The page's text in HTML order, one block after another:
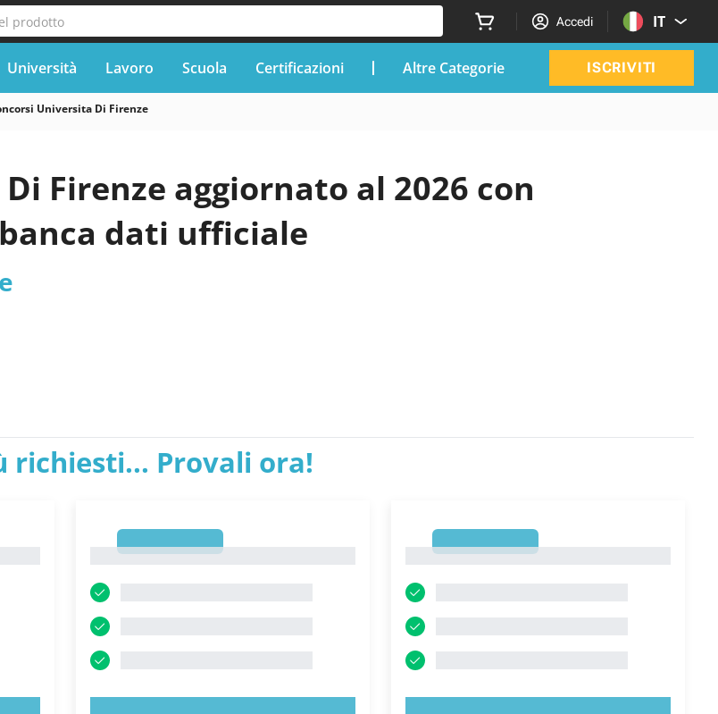
prodotto Accedi IT
Università Lavoro Scuola Certificazioni Altre Categorie ISCRIVITI
Universita Di Firenze
Firenze aggiornato al 2026 con
dati ufficiale
richiesti... Provali ora!